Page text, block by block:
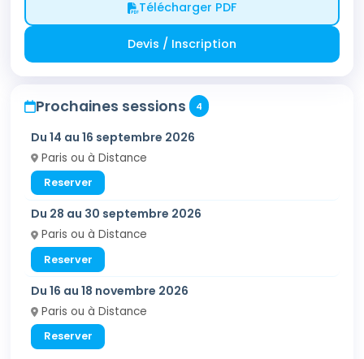
Télécharger PDF
Devis / Inscription
Prochaines sessions 4
Du 14 au 16 septembre 2026
Paris ou à Distance
Reserver
Du 28 au 30 septembre 2026
Paris ou à Distance
Reserver
Du 16 au 18 novembre 2026
Paris ou à Distance
Reserver